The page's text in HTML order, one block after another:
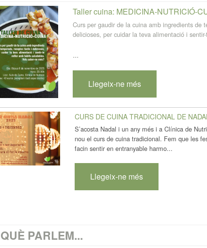
Taller cuina: MEDICINA-NUTRICIÓ-
Curs per gaudir de la cuina amb ingredients de
delicioses, per cuidar la teva alimentació i
...
Llegeix-ne més
CURS DE CUINA TRADICIONAL DE
S’acosta Nadal i un any més i a Clínica de
nou el curs de cuina tradicional. Fem que les
facin sentir en entranyable harmo...
Llegeix-ne més
PARLEM...